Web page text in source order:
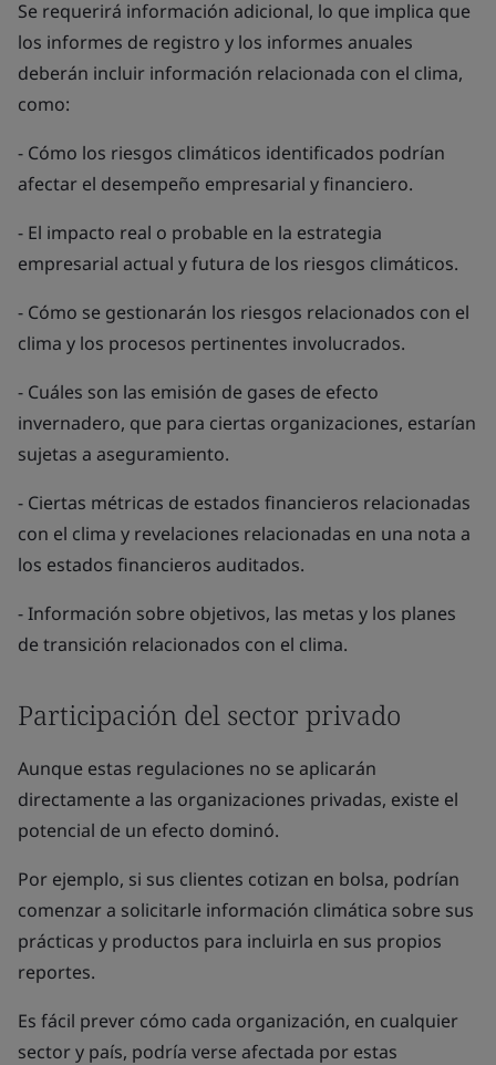
Se requerirá información adicional, lo que implica que
los informes de registro y los informes anuales
deberán incluir información relacionada con el clima,
como:
- Cómo los riesgos climáticos identificados podrían
afectar el desempeño empresarial y financiero.
- El impacto real o probable en la estrategia
empresarial actual y futura de los riesgos climáticos.
- Cómo se gestionarán los riesgos relacionados con el
clima y los procesos pertinentes involucrados.
- Cuáles son las emisión de gases de efecto
invernadero, que para ciertas organizaciones, estarían
sujetas a aseguramiento.
- Ciertas métricas de estados financieros relacionadas
con el clima y revelaciones relacionadas en una nota a
los estados financieros auditados.
- Información sobre objetivos, las metas y los planes
de transición relacionados con el clima.
Participación del sector privado
Aunque estas regulaciones no se aplicarán
directamente a las organizaciones privadas, existe el
potencial de un efecto dominó.
Por ejemplo, si sus clientes cotizan en bolsa, podrían
comenzar a solicitarle información climática sobre sus
prácticas y productos para incluirla en sus propios
reportes.
Es fácil prever cómo cada organización, en cualquier
sector y país, podría verse afectada por estas